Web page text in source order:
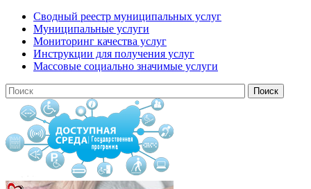
Сводный реестр муниципальных услуг
Муниципальные услуги
Мониторинг качества услуг
Инструкции для получения услуг
Массовые социально значимые услуги